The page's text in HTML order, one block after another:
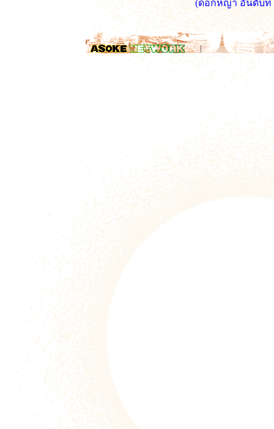
(ดอกหญ้า อันดับที่
.|